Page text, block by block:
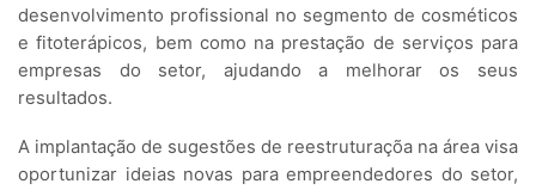
desenvolvimento profissional no segmento de cosméticos
e fitoterápicos, bem como na prestação de serviços para
empresas do setor, ajudando a melhorar os seus
resultados.
A implantação de sugestões de reestruturaçõa na área visa
oportunizar ideias novas para empreendedores do setor,